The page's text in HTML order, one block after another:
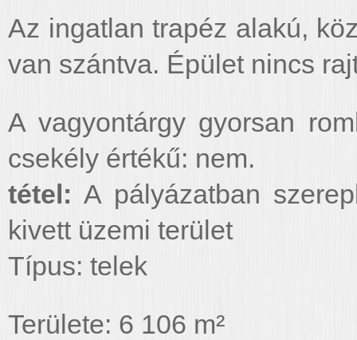
Az ingatlan trapéz alakú,
van szántva. Épület nincs
A vagyontárgy gyorsan
csekély értékű: nem.
tétel: A pályázatban
kivett üzemi terület
Típus: telek
Területe: 6 106 m²